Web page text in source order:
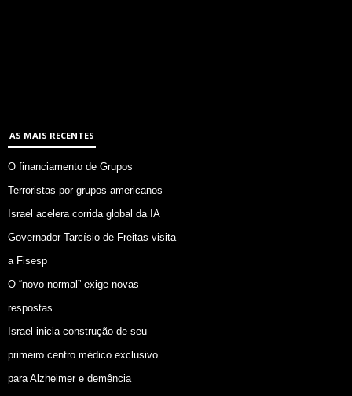
AS MAIS RECENTES
O financiamento de Grupos
Terroristas por grupos americanos
Israel acelera corrida global da IA
Governador Tarcísio de Freitas visita
a Fisesp
O “novo normal” exige novas
respostas
Israel inicia construção de seu
primeiro centro médico exclusivo
para Alzheimer e demência